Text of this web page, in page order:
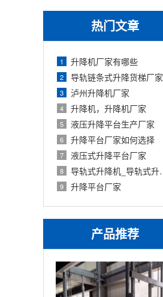
热门文章
1 升降机厂家有哪些
2 导轨链条式升降货梯厂家定制
3 泸州升降机厂家
4 升降机，升降机厂家
5 液压升降平台生产厂家
6 升降平台厂家如何选择
7 液压式升降平台厂家
8 导轨式升降机_导轨式升降平台厂家
9 升降平台厂家
产品推荐